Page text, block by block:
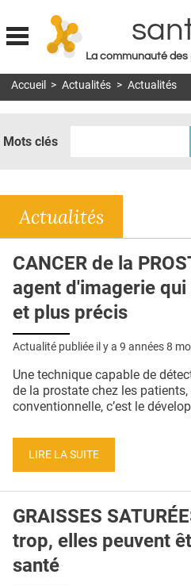
Jump to
La communauté
MON COMPTE
DOSSIERS
RÉSEAUX
E-REVUE SAD
THÉMA
L'APP
PUBLICITÉ
CONTACT
Accueil > Actualités > Actualités
Mots clés
Actualités
CANCER de la
agent d'imagerie
et plus précis
Actualité publiée il y a 9 années 8
Une technique capable de
de la prostate chez les
conventionnelle, c’est le
LIRE LA SUITE
GRAISSES
trop, elles peuvent
santé